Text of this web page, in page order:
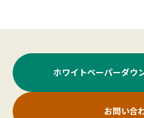
ホワイトペーパーダウ
お問い合